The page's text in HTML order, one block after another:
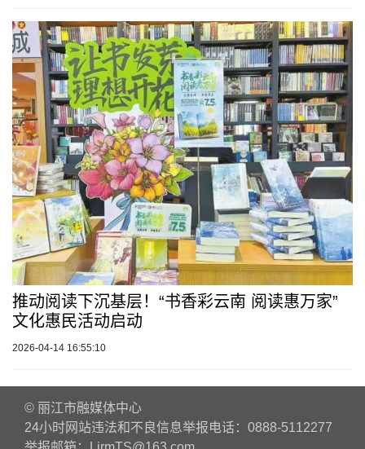
推动阅读下沉基层！“书香彩云南 阅读惠万家”
文化惠民活动启动
2026-04-14 16:55:10
© 丽江市融媒体中心
24小时网站违法和不良信息举报电话：0888-5112277